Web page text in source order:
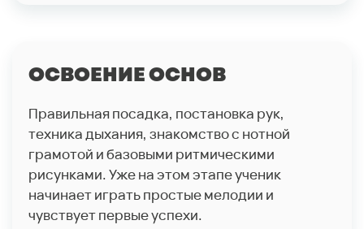
ОСВОЕНИЕ ОСНОВ
Правильная посадка, постановка рук,
техника дыхания, знакомство с нотной
грамотой и базовыми ритмическими
рисунками. Уже на этом этапе ученик
начинает играть простые мелодии и
чувствует первые успехи.